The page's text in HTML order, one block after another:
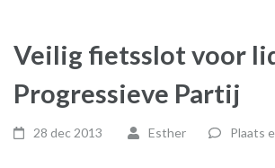
Veilig fietsslot voor
Progressieve Partij
28 dec 2013 Esther Plaats